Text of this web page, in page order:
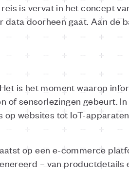
is vervat in het concept
doorheen gaat. Aan de
is het moment waarop
sensorlezingen gebeurt.
websites tot IoT-
op een e-commerce
– van